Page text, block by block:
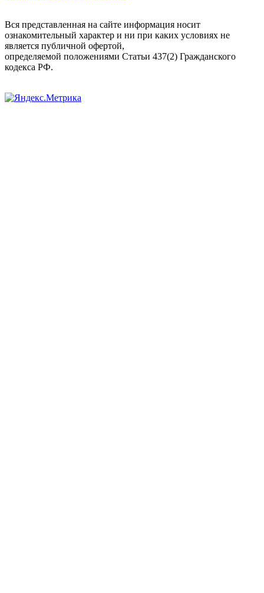
Вся представленная на сайте информация носит
ознакомительный характер и ни при каких условиях не
является публичной офертой,
определяемой положениями Статьи 437(2) Гражданского
кодекса РФ.